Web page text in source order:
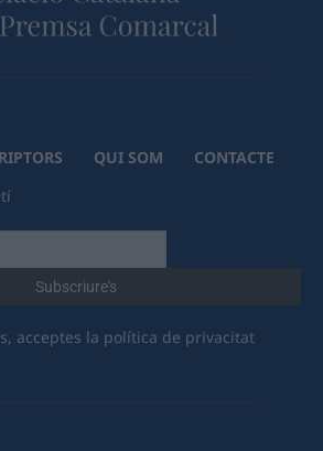
QUI SOM
CONTACTE
acceptes la política de privacitat